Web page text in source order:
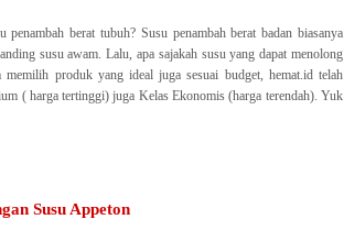
berat tubuh? Susu penambah berat badan biasanya
susu awam. Lalu, apa sajakah susu yang dapat menolong
memilih produk yang ideal juga sesuai budget, hemat.id telah
( harga tertinggi) juga Kelas Ekonomis (harga terendah). Yuk
Susu Appeton